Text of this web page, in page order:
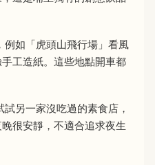
例如「虎頭山飛行場」看風
工造紙。這些地點開車都
另一家沒吃過的素食店，
很安靜，不適合追求夜生